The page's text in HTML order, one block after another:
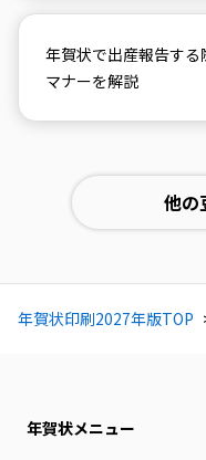
年賀状で出産報告す
マナーを解説
他の
年賀状印刷2027年版TOP
年賀状メニュー